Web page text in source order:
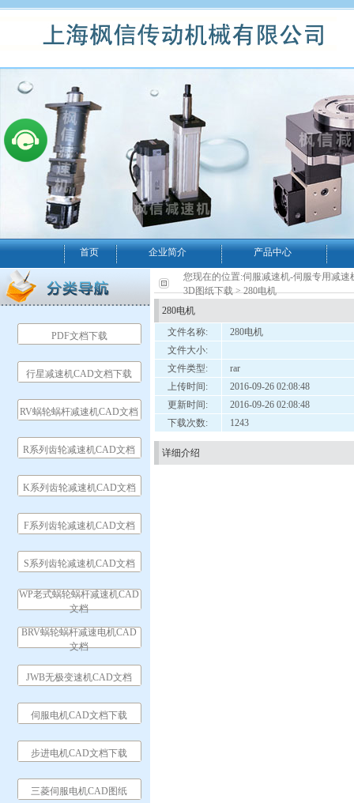
首页 企业简介 产品中心
PDF文档下载
行星减速机CAD文档下载
RV蜗轮蜗杆减速机CAD文档
R系列齿轮减速机CAD文档
K系列齿轮减速机CAD文档
F系列齿轮减速机CAD文档
S系列齿轮减速机CAD文档
WP老式蜗轮蜗杆减速机CAD
文档
BRV蜗轮蜗杆减速电机CAD
文档
JWB无极变速机CAD文档
伺服电机CAD文档下载
步进电机CAD文档下载
三菱伺服电机CAD图纸
您现在的位置:伺服减速机-伺服专用减
3D图纸下载> 280电机
280电机
文件名称:
280电机
文件大小:
文件类型:
rar
上传时间:
2016-09-26 02:08:48
更新时间:
2016-09-26 02:08:48
下载次数:
1243
详细介绍